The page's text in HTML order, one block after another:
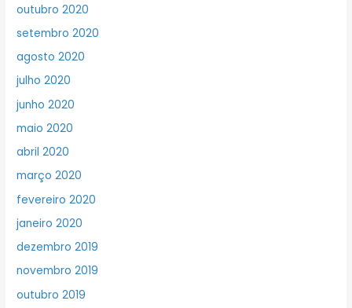
outubro 2020
setembro 2020
agosto 2020
julho 2020
junho 2020
maio 2020
abril 2020
março 2020
fevereiro 2020
janeiro 2020
dezembro 2019
novembro 2019
outubro 2019